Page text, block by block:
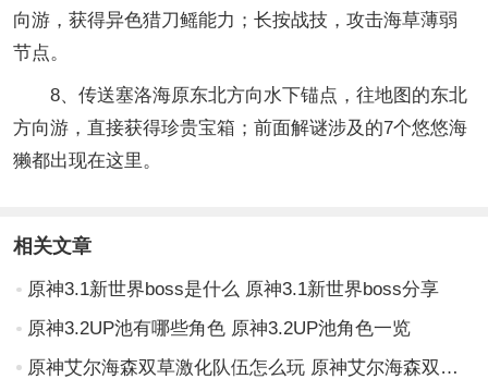
向游，获得异色猎刀鳐能力；长按战技，攻击海草薄弱
节点。
8、传送塞洛海原东北方向水下锚点，往地图的东北
方向游，直接获得珍贵宝箱；前面解谜涉及的7个悠悠海
獭都出现在这里。
相关文章
原神3.1新世界boss是什么 原神3.1新世界boss分享
原神3.2UP池有哪些角色 原神3.2UP池角色一览
原神艾尔海森双草激化队伍怎么玩 原神艾尔海森双草激化队伍详解